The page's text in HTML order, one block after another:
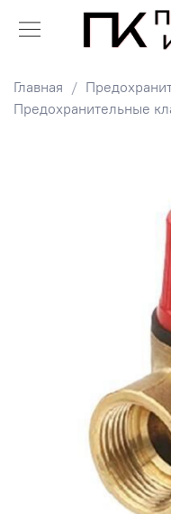
Главная
Предохранительные